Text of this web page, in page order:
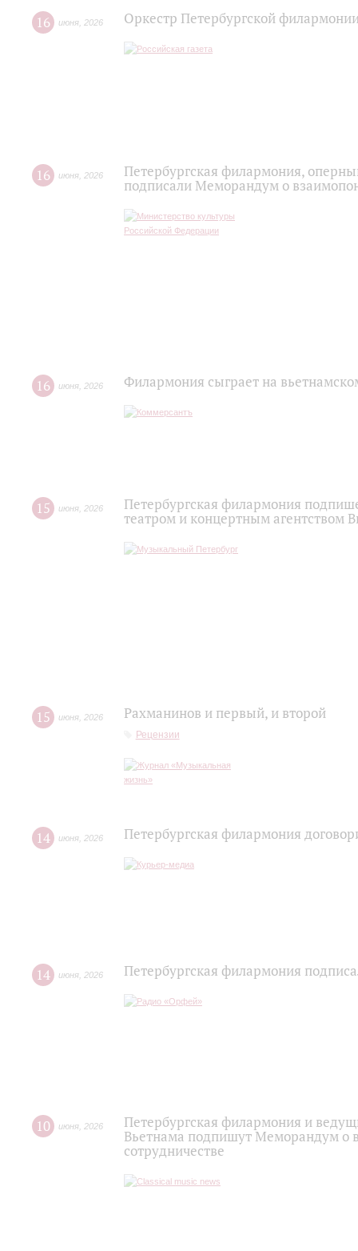
16 июня 2026 Оркестр Петербургской
16 июня 2026
Петербургская филармония,
подписали Меморандум о
16 июня 2026 Филармония сыграет на
15 июня 2026
Петербургская филармония
театром и концертным агентством
15 июня 2026 Рахманинов и первый, и второй
Рецензии
14 июня 2026 Петербургская филармония
14 июня 2026 Петербургская филармония
10 июня 2026
Петербургская филармония и
Вьетнама подпишут Меморандум о
сотрудничестве